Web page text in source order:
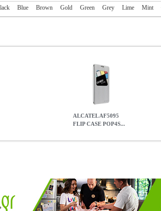
Blue Brown Gold Green Grey Lime Mint
ALCATEL AF5095
FLIP CASE POP4S...